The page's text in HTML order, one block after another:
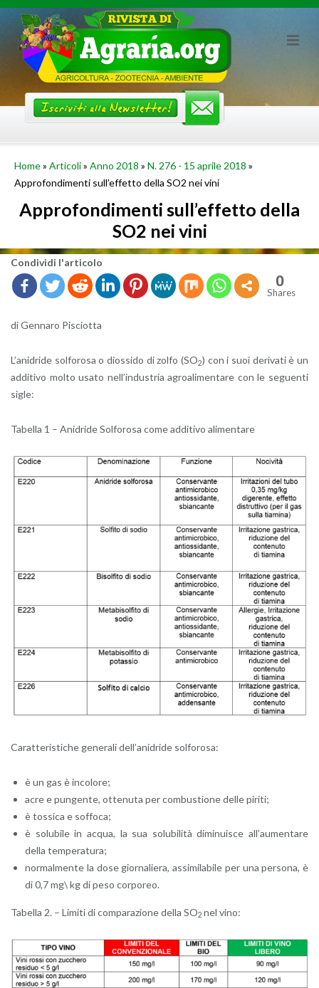
Skip
content
Home» Articoli» Anno 2018 » N. 276 - 15 aprile 2018 »
Approfondimenti sull’effetto della SO2 nei vini
Approfondimenti sull’effetto della
SO2 nei vini
Con­di­vi­di l'ar­ti­co­lo
0
Shares
di Gen­na­ro Pi­sciot­ta
L’a­ni­dri­de sol­fo­ro­sa o dios­si­do di zolfo (SO2) con i suoi de­ri­va­ti è un
ad­di­ti­vo molto usato nel­l’in­du­stria agroa­li­men­ta­re con le se­guen­ti
sigle:
Ta­bel­la 1 – Ani­dri­de Sol­fo­ro­sa come ad­di­ti­vo ali­men­ta­re
Ca­rat­te­ri­sti­che ge­ne­ra­li del­l’a­ni­dri­de sol­fo­ro­sa:
è un gas è in­co­lo­re;
acre e pun­gen­te, ot­te­nu­ta per com­bu­stio­ne delle pi­ri­ti;
è tos­si­ca e sof­fo­ca;
è so­lu­bi­le in acqua, la sua so­lu­bi­li­tà di­mi­nui­sce al­l’au­men­ta­re
della tem­pe­ra­tu­ra;
nor­mal­men­te la dose gior­na­lie­ra, as­si­mi­la­bi­le per una per­so­na, è
di 0,7 mg\ kg di peso cor­po­reo.
Ta­bel­la 2. – Li­mi­ti di com­pa­ra­zio­ne della SO2 nel vino: